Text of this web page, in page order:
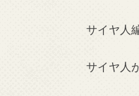
サイヤ人
サイヤ人